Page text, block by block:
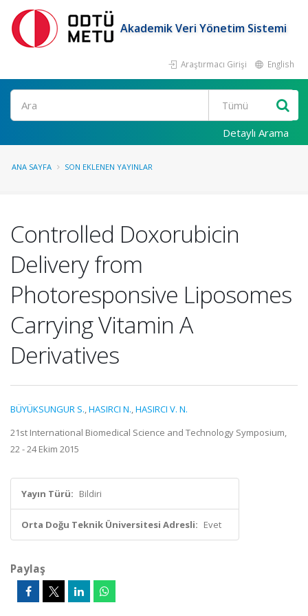
Akademik Veri Yönetim Sistemi
Araştırmacı Girişi English
Ara
Detaylı Arama
ANA SAYFA SON EKLENEN YAYINLAR
Controlled Doxorubicin
Delivery from
Photoresponsive Liposomes
Carrying Vitamin A
Derivatives
BÜYÜKSUNGUR S.,HASIRCI N.,HASIRCI V. N.
21st International Biomedical Science and Technology Symposium,
22 - 24 Ekim 2015
Yayın Türü: Bildiri
Orta Doğu Teknik Üniversitesi Adresli: Evet
Paylaş